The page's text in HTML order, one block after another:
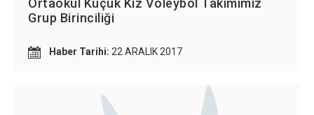
Ortaokul Küçük Kız Voleybol Takımımız
Grup Birinciliği
Haber Tarihi: 22 ARALIK 2017